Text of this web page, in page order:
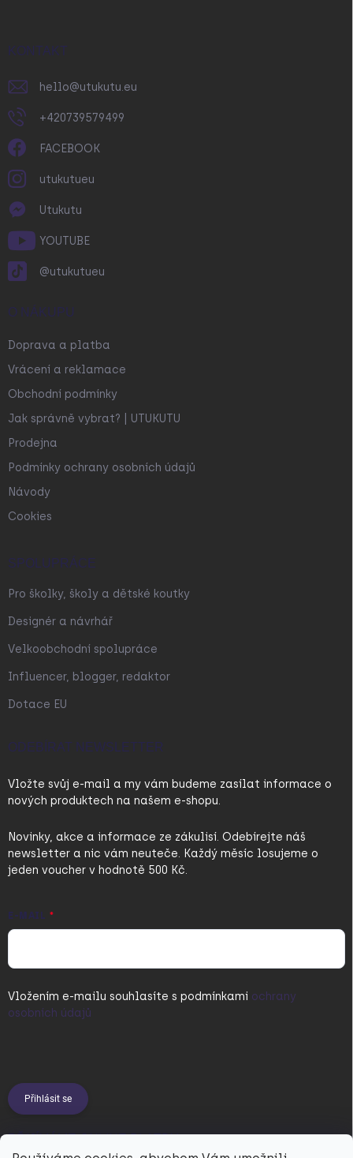
KONTAKT
hello@utukutu.eu
+420739579499
FACEBOOK
utukutueu
Utukutu
YOUTUBE
@utukutueu
O NÁKUPU
Doprava a platba
Vrácení a reklamace
Obchodní podmínky
Jak správně vybrat? | UTUKUTU
Prodejna
Podmínky ochrany osobních údajů
Návody
Cookies
SPOLUPRÁCE
Pro školky, školy a dětské koutky
Designér a návrhář
Velkoobchodní spolupráce
Influencer, blogger, redaktor
Dotace EU
ODEBÍRAT NEWSLETTER
Vložte svůj e-mail a my vám budeme zasílat informace o
nových produktech na našem e-shopu.
Novinky, akce a informace ze zákulisí. Odebírejte náš
newsletter a nic vám neuteče. Každý měsíc losujeme o
jeden voucher v hodnotě 500 Kč.
E-MAIL
Vložením e-mailu souhlasíte s podmínkami ochrany
osobních údajů
Přihlásit se
PŘIJÍMÁME ONLINE PLATBY